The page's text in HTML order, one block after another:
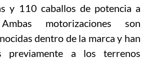
y 110 caballos de potencia a
motorizaciones son
dentro de la marca y han
previamente a los terrenos